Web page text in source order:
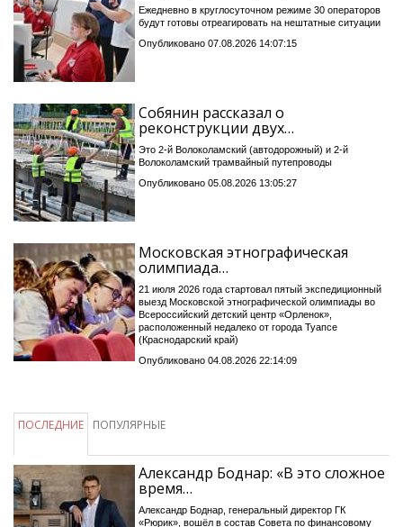
Ежедневно в круглосуточном режиме 30 операторов
будут готовы отреагировать на нештатные ситуации
Опубликовано 07.08.2026 14:07:15
Собянин рассказал о
реконструкции двух…
Это 2-й Волоколамский (автодорожный) и 2-й
Волоколамский трамвайный путепроводы
Опубликовано 05.08.2026 13:05:27
Московская этнографическая
олимпиада…
21 июля 2026 года стартовал пятый экспедиционный
выезд Московской этнографической олимпиады во
Всероссийский детский центр «Орленок»,
расположенный недалеко от города Туапсе
(Краснодарский край)
Опубликовано 04.08.2026 22:14:09
ПОСЛЕДНИЕ ПОПУЛЯРНЫЕ
Александр Боднар: «В это сложное
время…
Александр Боднар, генеральный директор ГК
«Рюрик», вошёл в состав Совета по финансовому